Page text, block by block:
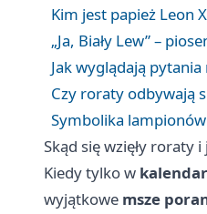
Kim jest papież Leon
„Ja, Biały Lew” –
Jak wyglądają
Czy roraty odbywają
Symbolika
Skąd się wzięły roraty
Kiedy tylko w
wyjątkowe msze